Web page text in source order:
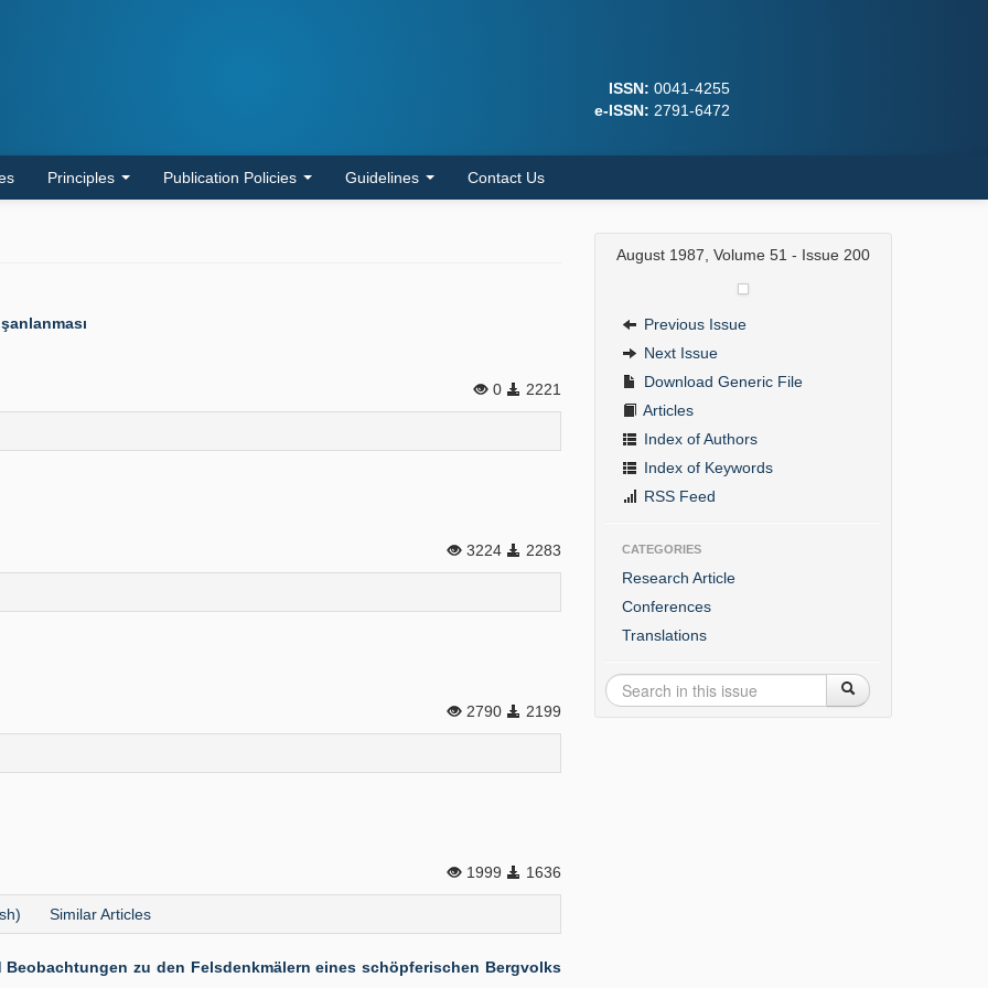
ISSN: 0041-4255
e-ISSN: 2791-6472
Principles Publication Policies Guidelines Contact Us
0 2221
3224 2283
2790 2199
1999 1636
Similar Articles
zu den Felsdenkmälern eines schöpferischen Bergvolks
August 1987, Volume 51 - Issue 200
Previous Issue
Next Issue
Download Generic File
Articles
Index of Authors
Index of Keywords
RSS Feed
CATEGORIES
Research Article
Conferences
Translations